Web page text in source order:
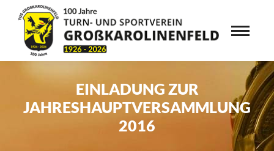
EINLADUNG ZUR
JAHRESHAUPTVERSAMMLUNG
2016